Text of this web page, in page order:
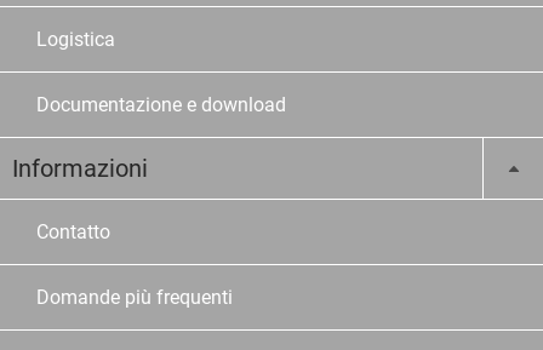
Logistica
Documentazione e download
Informazioni
Contatto
Domande più frequenti